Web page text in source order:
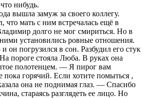
нибудь.
вышла замуж за своего коллегу.
что мать с ним встречалась ещё в
долго не мог смириться. Но в
установились ровные отношения.
он погрузился в сон. Разбудил его стук
пороге стояла Люба. В руках она
полотенцем. — Я пирoг вам
пока горячий. Если хотите помыться ,
она не поднимая глаз. — Спасибо
стараясь разглядеть ее лицо. Но